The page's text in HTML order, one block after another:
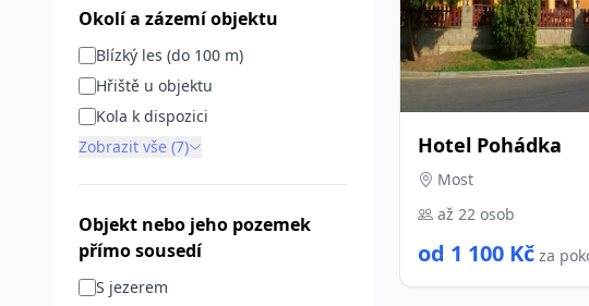
Okolí a zázemí objektu
Blízký les (do 100 m)
Hřiště u objektu
Kola k dispozici
Zobrazit vše (7)
Objekt nebo jeho pozemek
přímo sousedí
S jezerem
Hotel Pohádka
Most
až 22 osob
od 1 100 Kč za